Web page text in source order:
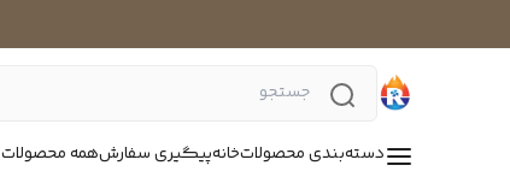
دسته‌بندی محصولاتخانهپیگیری سفارشهمه محصولات